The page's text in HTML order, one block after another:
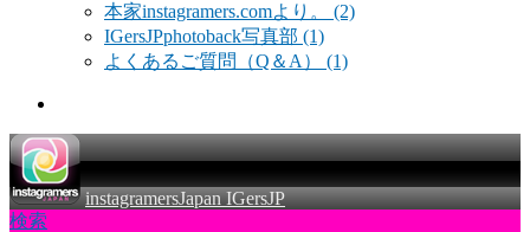
本家instagramers.comより。 (2)
IGersJPphotoback写真部 (1)
よくあるご質問（Q＆A） (1)
instagramersJapan IGersJP
検索